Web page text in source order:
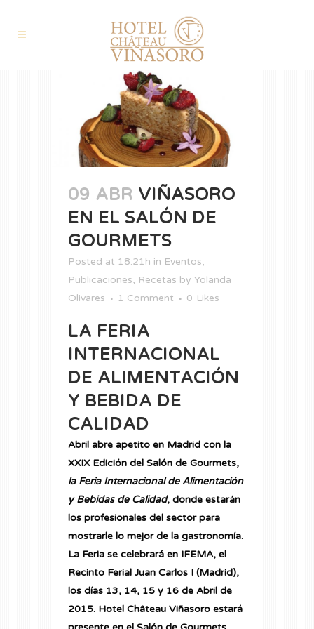
09 ABR VIÑASORO
EN EL SALÓN DE
GOURMETS
Posted at 18:21h in Eventos,
Publicaciones, Recetas by Yolanda
Olivares
1 Comment 0 Likes
LA FERIA
INTERNACIONAL
DE ALIMENTACIÓN
Y BEBIDA DE
CALIDAD
Abril abre apetito en Madrid con la
XXIX Edición del Salón de Gourmets,
la Feria Internacional de Alimentación
y Bebidas de Calidad, donde estarán
los profesionales del sector para
mostrarle lo mejor de la gastronomía.
La Feria se celebrará en IFEMA, el
Recinto Ferial Juan Carlos I (Madrid),
los días 13, 14, 15 y 16 de Abril de
2015. Hotel Château Viñasoro estará